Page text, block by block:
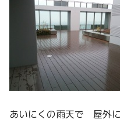
あいにくの雨天で 屋外